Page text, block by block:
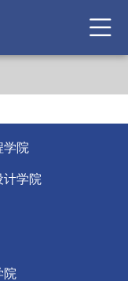
学院
计学院
院